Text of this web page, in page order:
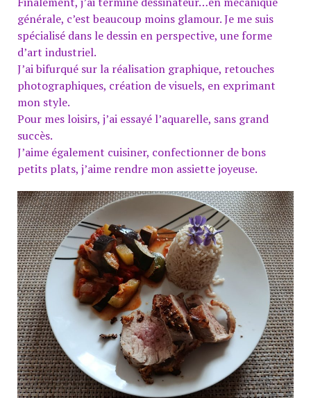
générale, c’est beaucoup moins glamour. Je me suis
spécialisé dans le dessin en perspective, une forme
d’art industriel.
J’ai bifurqué sur la réalisation graphique, retouches
photographiques, création de visuels, en exprimant
mon style.
Pour mes loisirs, j’ai essayé l’aquarelle, sans grand
succès.
J’aime également cuisiner, confectionner de bons
petits plats, j’aime rendre mon assiette joyeuse.